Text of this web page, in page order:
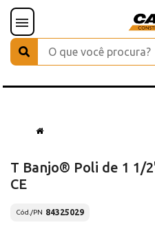
T Banjo® Poli de 1 1/
CE
Cód./PN 84325029